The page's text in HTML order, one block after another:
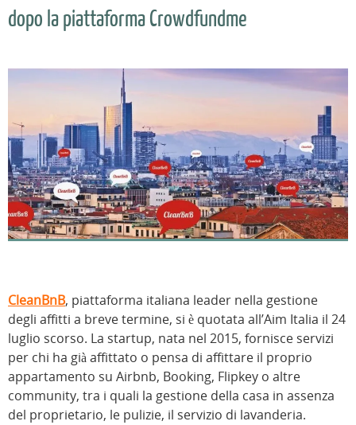
dopo la piattaforma Crowdfundme
CleanBnB, piattaforma italiana leader nella gestione
degli affitti a breve termine, si è quotata all’Aim Italia il 24
luglio scorso. La startup, nata nel 2015, fornisce servizi
per chi ha già affittato o pensa di affittare il proprio
appartamento su Airbnb, Booking, Flipkey o altre
community, tra i quali la gestione della casa in assenza
del proprietario, le pulizie, il servizio di lavanderia.